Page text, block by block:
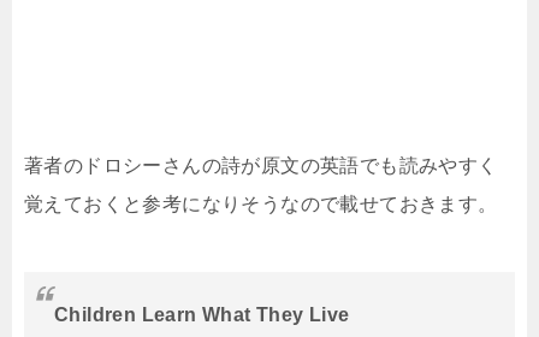
著者のドロシーさんの詩が原文の英語でも読みやすく
覚えておくと参考になりそうなので載せておきます。
Children Learn What They Live